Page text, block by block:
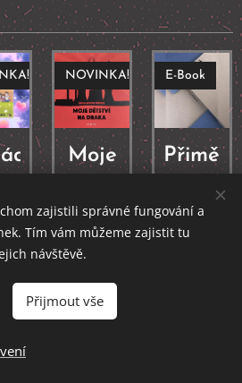
Moje
na
draka
Šárka
NOVINKA!
příběhy
-
E-Book
zajistili správné fungování a
Tím vám můžeme zajistit tu
návštěvě.
Přijmout vše